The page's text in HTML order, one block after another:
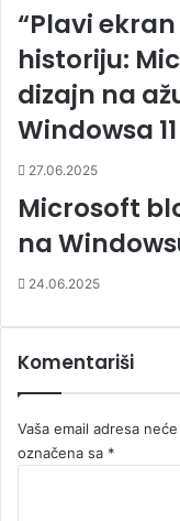
“Plavi
historiju:
dizajn na
Windowsa 11
27.06.2025
Microsoft
na
24.06.2025
Komentariši
Vaša email adresa
označena sa *